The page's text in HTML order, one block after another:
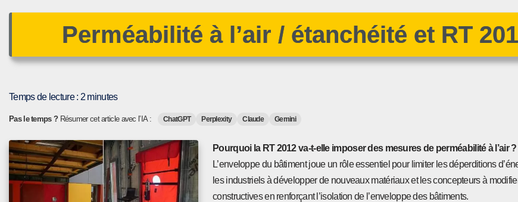
ParisLilleDijonLyonMarseilleMontpellierToulouseBesançonNantesBordeaux
Perméabilité à l’air / étanchéité et RT
Temps de lecture : 2 minutes
Pas le temps ? Résumer cet article avec l’IA : ChatGPT Perplexity Claude Gemini
Pourquoi la RT 2012 va-t-elle imposer des mesures de perméabilité à l’air ?
L’enveloppe du bâtiment joue un rôle essentiel pour limiter les déperditions
les industriels à développer de nouveaux matériaux et les concepteurs à
constructives en renforçant l’isolation de l’enveloppe des bâtiments.